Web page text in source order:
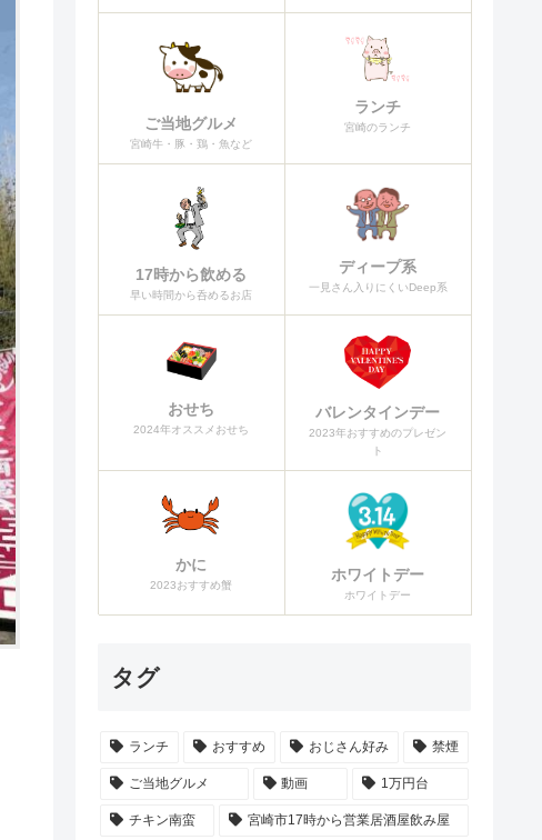
ご当地グルメ
宮崎牛・豚・鶏・魚など
ランチ
宮崎のランチ
17時から飲める
早い時間から呑めるお店
ディープ系
一見さん入りにくいDeep系
おせち
2024年オススメおせち
バレンタインデー
2023年おすすめのプレゼン
ト
かに
2023おすすめ蟹
ホワイトデー
ホワイトデー
タグ
ランチ おすすめ おじさん好み 禁煙
ご当地グルメ 動画 1万円台
チキン南蛮 宮崎市17時から営業居酒屋飲み屋